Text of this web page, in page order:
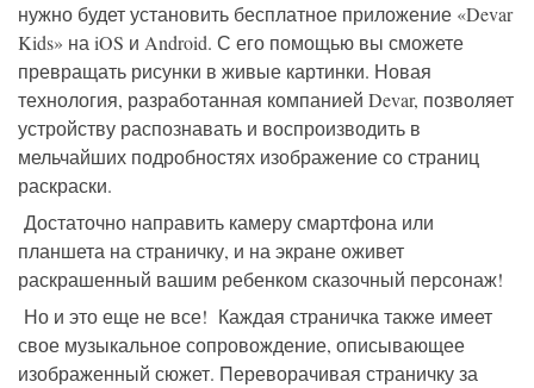
нужно будет установить бесплатное приложение «Devar
Kids» наiOS и Android. С его помощью вы сможете
превращать рисунки в живые картинки. Новая
технология, разработанная компанией Devar, позволяет
устройству распознавать и воспроизводить в
мельчайших подробностях изображение со страниц
раскраски.
Достаточно направить камеру смартфона или
планшета на страничку, и на экране оживет
раскрашенный вашим ребенком сказочный персонаж!
Но и это еще не все! Каждая страничка также имеет
свое музыкальное сопровождение, описывающее
изображенный сюжет. Переворачивая страничку за